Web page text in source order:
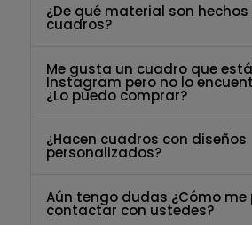
¿De qué material son hechos
cuadros?
Me gusta un cuadro que
Instagram pero no lo
¿Lo puedo comprar?
¿Hacen cuadros con diseños
personalizados?
Aún tengo dudas ¿Cómo me
contactar con ustedes?